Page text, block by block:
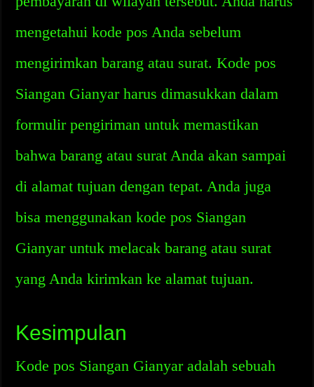
mengetahui kode pos Anda sebelum
mengirimkan barang atau surat. Kode pos
Siangan Gianyar harus dimasukkan dalam
formulir pengiriman untuk memastikan
bahwa barang atau surat Anda akan sampai
di alamat tujuan dengan tepat. Anda juga
bisa menggunakan kode pos Siangan
Gianyar untuk melacak barang atau surat
yang Anda kirimkan ke alamat tujuan.
Kesimpulan
Kode pos Siangan Gianyar adalah sebuah